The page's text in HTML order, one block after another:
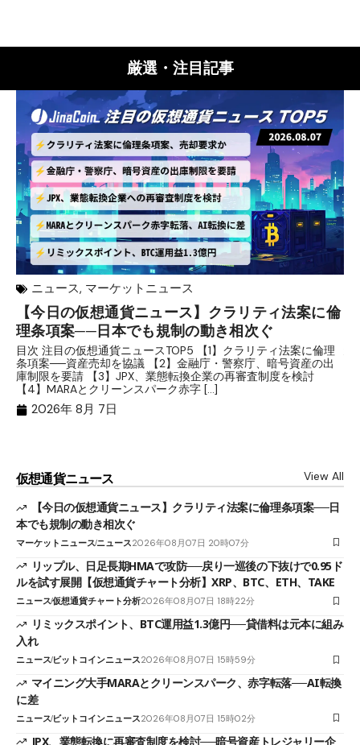
厳選・注目記事
ニュース, マーケットニュース
【今日の仮想通貨ニュース】クラリティ法案に倫
理条項案──日本でも規制の動き相次ぐ
目次 注目の仮想通貨ニュースTOP5 【1】クラリティ法案に倫理
条項案──資産売却を協議 【2】金融庁・警察庁、暗号資産の出
庫制限を要請 【3】JPX、業態転換企業の再審査制度を検討
【4】MARAとクリーンスパーク赤字 […]
2026年 8月 7日
仮想通貨ニュース View All
【今日の仮想通貨ニュース】クラリティ法案に倫理条項案──日
本でも規制の動き相次ぐ
マーケットニュースニュース2026年08月07日 20時07分
リップル、日足長期HMAで攻防──戻り一巡後の下抜けで0.95ド
ルを試す展開【仮想通貨チャート分析】XRP、BTC、ETH、TAKE
ニュース仮想通貨チャート分析2026年08月07日 18時22分
リミックスポイント、BTC運用益1.3億円──貸借料は元本に組み
入れ
ニュースビットコインニュース2026年08月07日 15時59分
マイニング大手MARAとクリーンスパーク、赤字転落──AI転換
に差
ニュースビットコインニュース2026年08月07日 15時02分
JPX、業態転換に再審査制度を検討──暗号資産トレジャリー企